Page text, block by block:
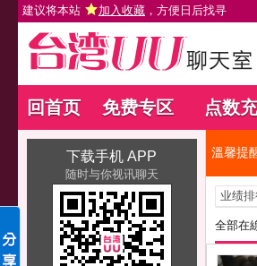
建议将本站 加入收藏 ，方便日后找寻
回首页 免费专区 点数
下载手机 APP
随时与你视讯聊天
溫馨提
业绩
全部在